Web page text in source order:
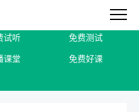
试听 免费测试
课堂 免费好课